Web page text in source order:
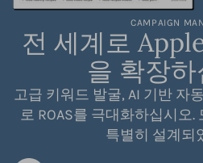
CAMPAIGN
전 세계로
을 확장
고급 키워드 발굴, AI 기반 자
로 ROAS를 극대화하십시오.
특별히 설계되